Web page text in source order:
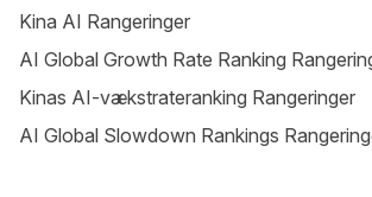
Kina AI Rangeringer
AI Global Growth Rate Ranking
Kinas AI-vækstrateranking Rangeringer
AI Global Slowdown Rankings